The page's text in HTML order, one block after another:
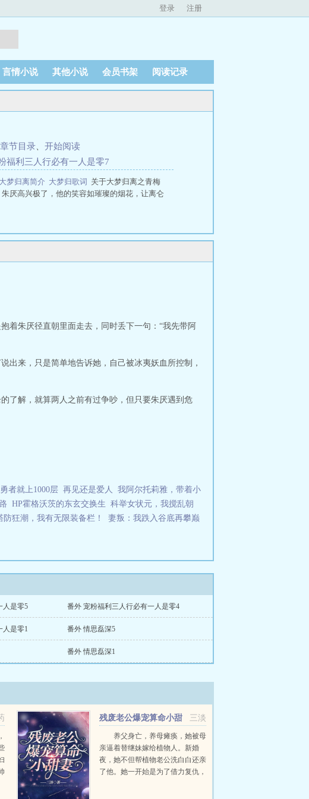
登录 注册
言情小说 其他小说 会员书架 阅读记录
章节目录
开始阅读
福利三人行必有一人是零7
大梦归离简介 大梦归歌词 关于大梦归离之青梅
厌高兴极了，他的笑容如璀璨的烟花，让离仑
着朱厌径直朝里面走去，同时丢下一句：“我先带阿
出来，只是简单地告诉她，自己被冰夷妖血所控制，
了解，就算两人之前有过争吵，但只要朱厌遇到危
者就上1000层 再见还是爱人
我阿尔托莉雅，带着小
HP霍格沃茨的东玄交换生 科举女状元，我搅乱朝
防狂潮，我有无限装备栏！
妻叛：我跌入谷底再攀巅
人是零5 番外 宠粉福利三人行必有一人是零4
人是零1 番外 情思磊深5
番外 情思磊深1
三淡
残废老公爆宠算命小甜
养父身亡，养母瘫痪，她被母
亲逼着替继妹嫁给植物人。新婚
夜，她不但帮植物老公洗白白还亲
了他。她一开始是为了借力复仇，